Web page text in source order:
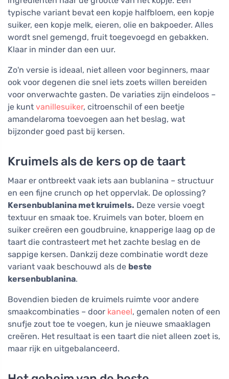
typische variant bevat een kopje halfbloem, een kopje
suiker, een kopje melk, eieren, olie en bakpoeder. Alles
wordt snel gemengd, fruit toegevoegd en gebakken.
Klaar in minder dan een uur.
Zo'n versie is ideaal, niet alleen voor beginners, maar
ook voor degenen die snel iets zoets willen bereiden
voor onverwachte gasten. De variaties zijn eindeloos –
je kunt vanillesuiker, citroenschil of een beetje
amandelaroma toevoegen aan het beslag, wat
bijzonder goed past bij kersen.
Kruimels als de kers op de taart
Maar er ontbreekt vaak iets aan bublanina – structuur
en een fijne crunch op het oppervlak. De oplossing?
Kersenbublanina met kruimels. Deze versie voegt
textuur en smaak toe. Kruimels van boter, bloem en
suiker creëren een goudbruine, knapperige laag op de
taart die contrasteert met het zachte beslag en de
sappige kersen. Dankzij deze combinatie wordt deze
variant vaak beschouwd als de beste
kersenbublanina.
Bovendien bieden de kruimels ruimte voor andere
smaakcombinaties – door kaneel, gemalen noten of een
snufje zout toe te voegen, kun je nieuwe smaaklagen
creëren. Het resultaat is een taart die niet alleen zoet is,
maar rijk en uitgebalanceerd.